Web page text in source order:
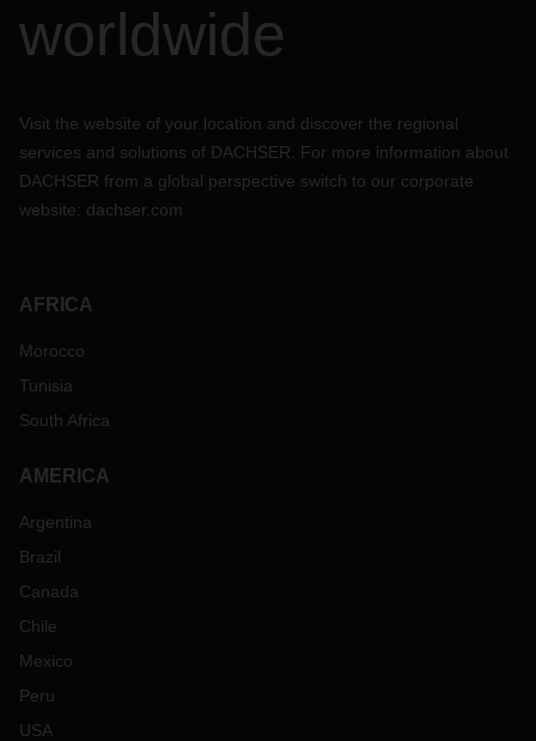
worldwide
Visit the website of your location and discover the regional
services and solutions of DACHSER. For more information about
DACHSER from a global perspective switch to our corporate
website: dachser.com
AFRICA
Morocco
Tunisia
South Africa
AMERICA
Argentina
Brazil
Canada
Chile
Mexico
Peru
USA